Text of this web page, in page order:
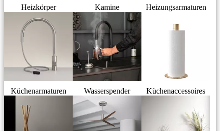
Heizkörper Kamine Heizungsarmaturen
Küchenarmaturen Wasserspender Küchenaccessoires